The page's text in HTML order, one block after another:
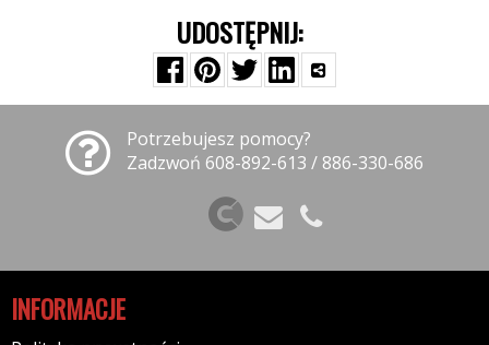
UDOSTĘPNIJ:
Potrzebujesz pomocy?
Zadzwoń 608-892-613 / 886-330-686
INFORMACJE